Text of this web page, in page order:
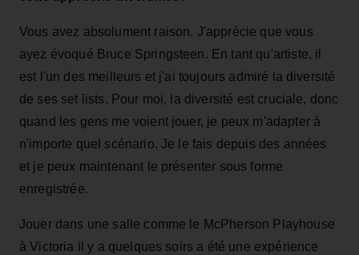
Vous avez absolument raison. J'apprécie que vous
ayez évoqué Bruce Springsteen. En tant qu'artiste, il
est l'un des meilleurs et j'ai toujours admiré la diversité
de ses set lists. Pour moi, la diversité est cruciale, donc
quand les gens me voient jouer, je peux m'adapter à
n'importe quel scénario. Je le fais depuis des années
et je peux maintenant le présenter sous forme
enregistrée.
Jouer dans une salle comme le McPherson Playhouse
à Victoria il y a quelques soirs a été une expérience